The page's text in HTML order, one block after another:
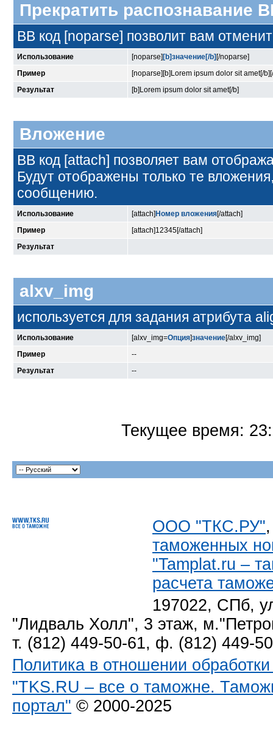
Прекратить распознавание
BB код [noparse] позволит вам
Использование [noparse] [b]значение[/b] [/noparse]
Пример
[noparse][b]Lorem ipsum dolor sit amet[/
Результат
[b]Lorem ipsum dolor sit amet[/b]
Вложение
BB код [attach] позволяет вам
Будут отображены только те
сообщению.
Использование [attach] Номер вложения[/attach]
Пример
[attach]12345[/attach]
Результат
alxv_img
используется для задания атрибута
Использование [alxv_img=Опция]значение[/alxv_img]
Пример
--
Результат
--
Текущее время:
ООО "ТКС.РУ"
таможенных
"Tamplat.ru –
расчета
197022, СПб,
"Лидваль Холл", 3 этаж,
т. (812) 449-50-61, ф. (812) 449-
Политика в отношении
"TKS.RU – все о таможне.
портал" © 2000-2025